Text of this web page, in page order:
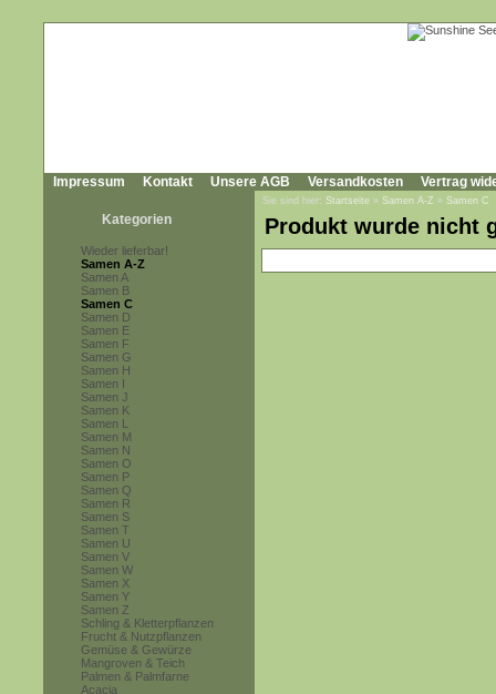
Impressum Kontakt Unsere AGB Versandkosten Vertrag
Kategorien
Wieder lieferbar!
Samen A-Z
Samen A
Samen B
Samen C
Samen D
Samen E
Samen F
Samen G
Samen H
Samen I
Samen J
Samen K
Samen L
Samen M
Samen N
Samen O
Samen P
Samen Q
Samen R
Samen S
Samen T
Samen U
Samen V
Samen W
Samen X
Samen Y
Samen Z
Schling & Kletterpflanzen
Frucht & Nutzpflanzen
Gemüse & Gewürze
Mangroven & Teich
Palmen & Palmfarne
Acacia
Sie sind hier: Startseite » Samen A-Z » Samen C
Produkt wurde nicht